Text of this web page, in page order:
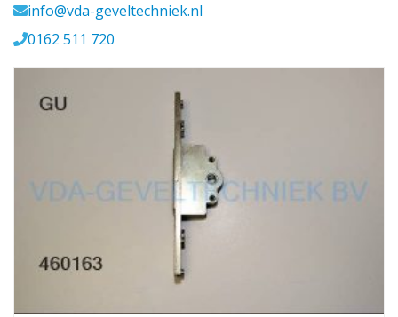
info@vda-geveltechniek.nl
0162 511 720